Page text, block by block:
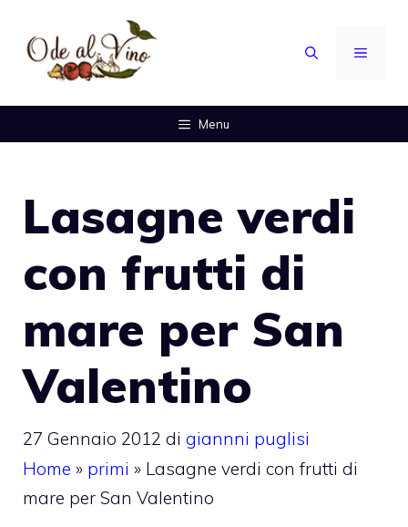
contenuto
MENU
Menu
Lasagne verdi
con frutti di
mare per San
Valentino
27 Gennaio 2012 di giannni puglisi
Home » primi » Lasagne verdi con frutti di
mare per San Valentino